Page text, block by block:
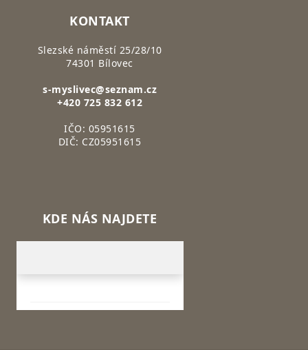
KONTAKT
Slezské náměstí 25/28/10
74301 Bílovec
s-myslivec@seznam.cz
+420 725 832 612
IČO: 05951615
DIČ: CZ05951615
KDE NÁS NAJDETE